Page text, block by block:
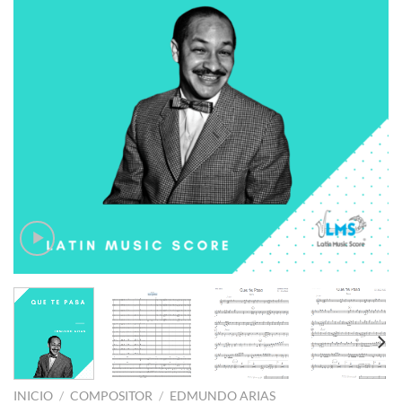
INICIO / COMPOSITOR / EDMUNDO ARIAS